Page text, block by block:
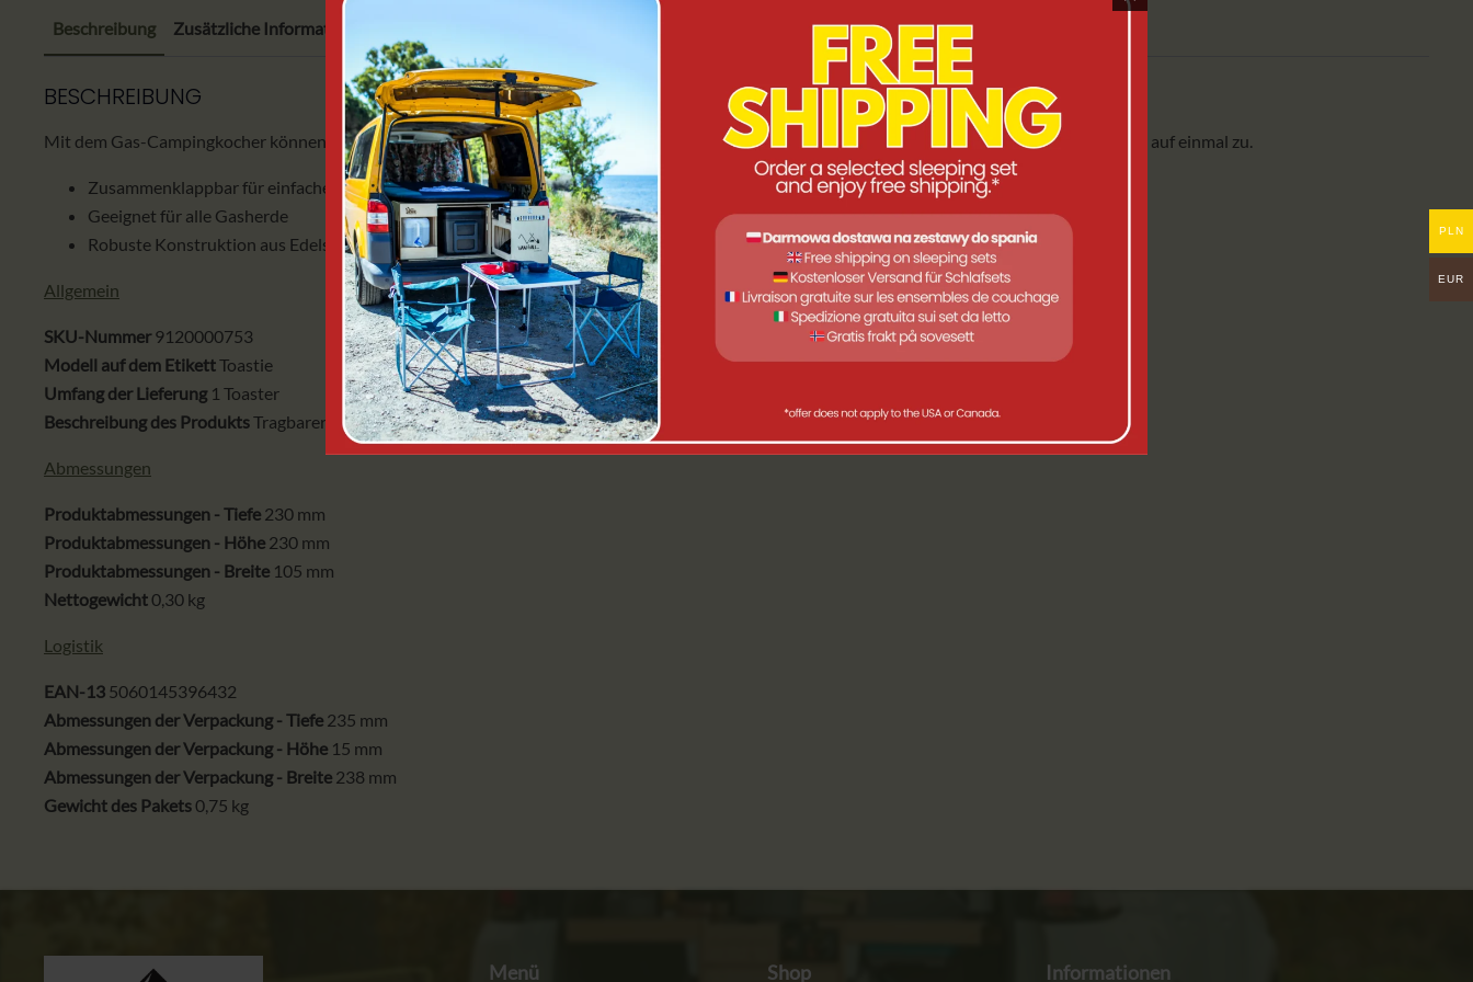
Beschreibung Zusätzliche Informationen
BESCHREIBUNG
Mit dem Gas-Campingkocher können Sie ganz einfach Toast zubereiten. Der faltbare, leicht zu transportierende Toaster bereitet bis zu vier Scheiben auf einmal zu.
Zusammenklappbar für einfachen Transport
Geeignet für alle Gasherde
Robuste Konstruktion aus Edelstahl
Allgemein
SKU-Nummer9120000753
Modell auf dem EtikettToastie
Umfang der Lieferung1 Toaster
Beschreibung des ProduktsTragbarer Toaster
Abmessungen
Produktabmessungen - Tiefe 230 mm
Produktabmessungen - Höhe 230 mm
Produktabmessungen - Breite 105 mm
Nettogewicht0,30 kg
Logistik
EAN-13 5060145396432
Abmessungen der Verpackung - Tiefe 235 mm
Abmessungen der Verpackung - Höhe 15 mm
Abmessungen der Verpackung - Breite 238 mm
Gewicht des Pakets0,75 kg
Menü Shop Informationen
PLN
EUR